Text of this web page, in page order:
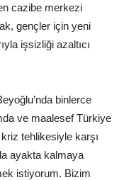
cazibe merkezi
gençler için yeni
işsizliği azaltıcı
binlerce
ve maalesef Türkiye
tehlikesiyle karşı
ayakta kalmaya
istiyorum. Bizim